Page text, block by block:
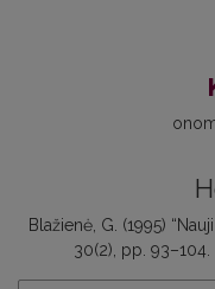
Blažienė, G. (1995)
30(2), pp. 93–104.